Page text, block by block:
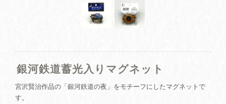
銀河鉄道蓄光入りマグネット
宮沢賢治作品の「銀河鉄道の夜」をモチーフにしたマグネットで
す。